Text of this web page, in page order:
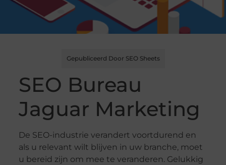
Gepubliceerd Door SEO Sheets
SEO Bureau
Jaguar Marketing
De SEO-industrie verandert voortdurend en
als u relevant wilt blijven in uw branche, moet
u bereid zijn om mee te veranderen. Gelukkig